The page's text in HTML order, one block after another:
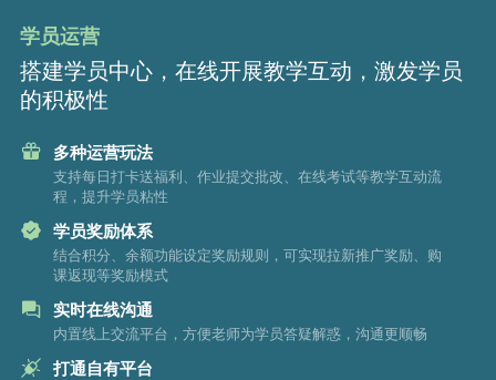
学员运营
搭建学员中心，在线开展教学互动，激发学员
的积极性
多种运营玩法
支持每日打卡送福利、作业提交批改、在线考试等教学互动流
程，提升学员粘性
学员奖励体系
结合积分、余额功能设定奖励规则，可实现拉新推广奖励、购
课返现等奖励模式
实时在线沟通
内置线上交流平台，方便老师为学员答疑解惑，沟通更顺畅
打通自有平台